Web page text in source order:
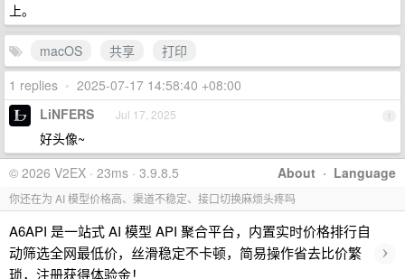
上。
macOS 共享
打印
1 replies • 2025-07-17 14:58:40 +08:00
1
LiNFERS Jul 17, 2025
好头像~
About · Language
© 2026 V2EX · 23ms · 3.9.8.5
你还在为 AI 模型价格高、渠道不稳定、接口切换麻烦头疼吗
A6API 是一站式 AI 模型 API 聚合平台，内置实时价格排行自
动筛选全网最低价，丝滑稳定不卡顿，简易操作省去比价繁
琐，注册获得体验金！
›